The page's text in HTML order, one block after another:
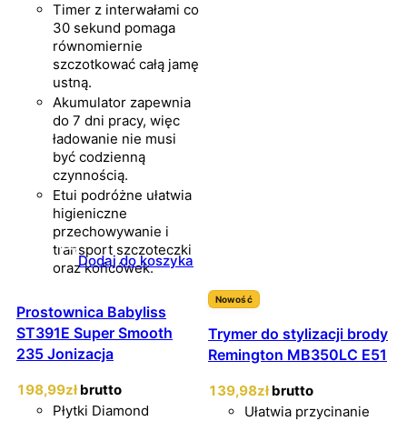
Timer z interwałami co
30 sekund pomaga
równomiernie
szczotkować całą jamę
ustną.
Akumulator zapewnia
do 7 dni pracy, więc
ładowanie nie musi
być codzienną
czynnością.
Etui podróżne ułatwia
higieniczne
przechowywanie i
transport szczoteczki
oraz końcówek.
Dodaj do koszyka
Prostownica Babyliss
ST391E Super Smooth
235 Jonizacja
198,99zł brutto
Płytki Diamond
Nowość
Trymer do stylizacji brody
Remington MB350LC E51
139,98zł brutto
Ułatwia przycinanie